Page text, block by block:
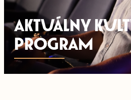
AKTUÁLNY
PROGRAM